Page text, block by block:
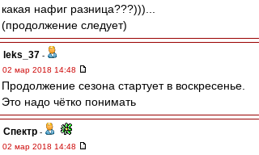
какая нафиг разница???)))...
(продолжение следует)
leks_37 -
02 мар 2018 14:48
Продолжение сезона стартует в воскресенье.
Это надо чётко понимать
Спектр -
02 мар 2018 14:48